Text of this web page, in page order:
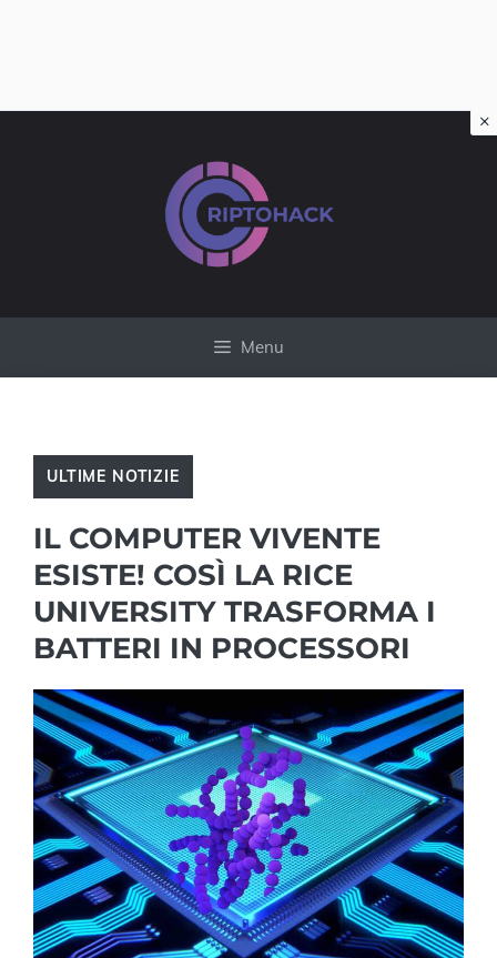
Menu
ULTIME NOTIZIE
IL COMPUTER VIVENTE
ESISTE! COSÌ LA RICE
UNIVERSITY TRASFORMA I
BATTERI IN PROCESSORI
×